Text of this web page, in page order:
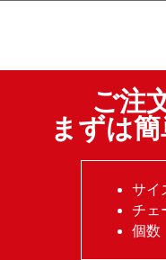
ご注
まずは
サイ
チェ
個数